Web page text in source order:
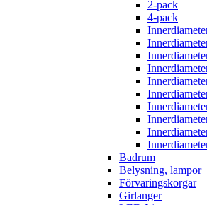
2-pack
4-pack
Badrum
Belysning, lampor
Förvaringskorgar
Girlanger